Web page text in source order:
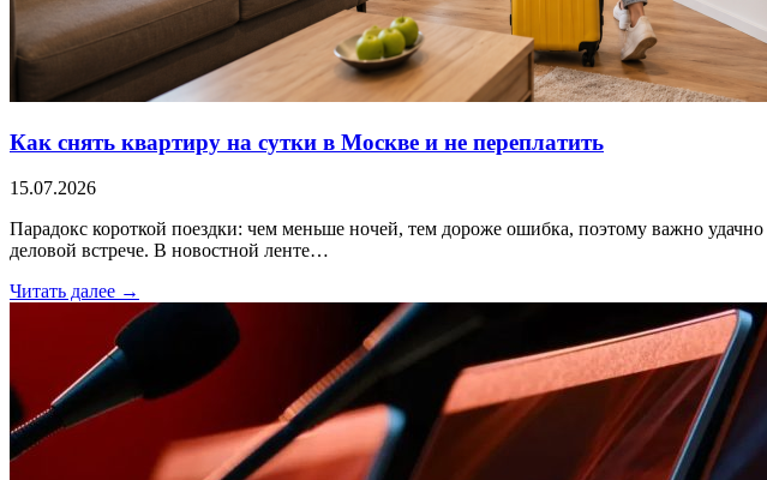
Как снять квартиру на сутки в Москве и не переплатить
15.07.2026
Парадокс короткой поездки: чем меньше ночей, тем дороже ошибка, поэтому важно удачно
деловой встрече. В новостной ленте…
Читать далее →